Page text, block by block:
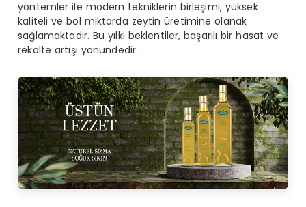
yöntemler ile modern tekniklerin birleşimi, yüksek
kaliteli ve bol miktarda zeytin üretimine olanak
sağlamaktadır. Bu yılki beklentiler, başarılı bir hasat ve
rekolte artışı yönündedir.